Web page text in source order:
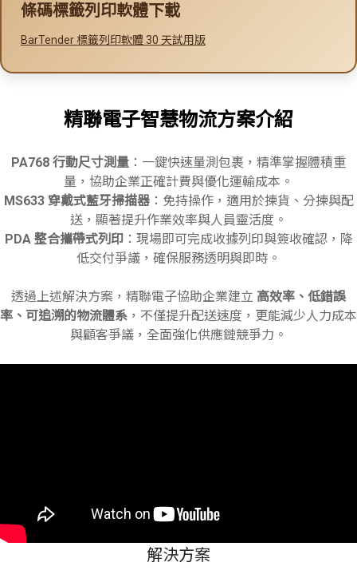
條碼標籤列印軟體下載
BarTender 標籤列印軟體 30 天試用版
精聯電子智慧物流方案介紹
PA768 行動尺寸測量 ：一鍵快速量測包裹，精準掌握體積重
量，協助企業正確計費與優化運輸成本。
MS633 穿戴式藍牙掃描器：免持操作，適用於揀貨、分揀與配
送，顯著提升作業效率與人員靈活度。
PDA 整合攜帶式列印：現場即可完成收據列印與簽收確認，降
低交付爭議，確保服務透明與即時。
透過上述解決方案，精聯電子協助企業建立 高效率、低錯誤
率、可追溯的物流體系 ，不僅提升配送速度，更能減少人力成本
與顧客爭議，全面強化供應鏈競爭力。
解決方案